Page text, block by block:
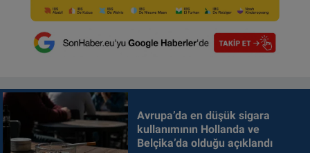
Avrupa’da en düşük sigara
kullanımının Hollanda ve
Belçika’da olduğu açıklandı